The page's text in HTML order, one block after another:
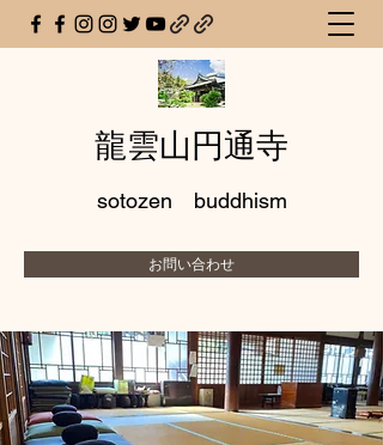
龍雲山円通寺
sotozen buddhism
お問い合わせ